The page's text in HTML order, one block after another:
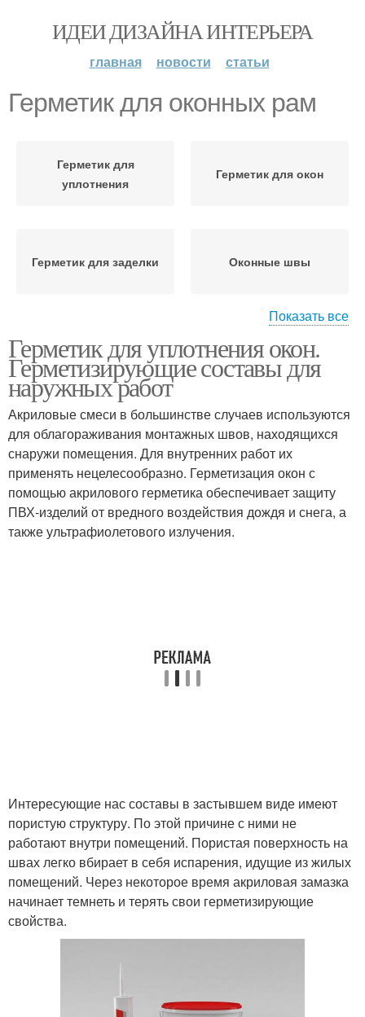
ИДЕИ ДИЗАЙНА ИНТЕРЬЕРА
главная новости статьи
Герметик для оконных рам
Герметик для
уплотнения
Герметик для окон
Герметик для заделки Оконные швы
пластиковых окон
герметики
Полиуретановые
герметики
Герметик для
пластиковых окон
Герметики для
деревянных рам
Показать все
Герметик для уплотнения окон.
Герметизирующие составы для
наружных работ
Акриловые смеси в большинстве случаев используются
для облагораживания монтажных швов, находящихся
снаружи помещения. Для внутренних работ их
применять нецелесообразно. Герметизация окон с
помощью акрилового герметика обеспечивает защиту
ПВХ-изделий от вредного воздействия дождя и снега, а
также ультрафиолетового излучения.
Интересующие нас составы в застывшем виде имеют
пористую структуру. По этой причине с ними не
работают внутри помещений. Пористая поверхность на
швах легко вбирает в себя испарения, идущие из жилых
помещений. Через некоторое время акриловая замазка
начинает темнеть и терять свои герметизирующие
свойства.